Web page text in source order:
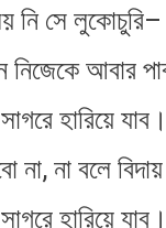
নি সে লুকোচুরি–
আবার
হারিয়ে যাব।
না, না বলে
হারিয়ে যাব।